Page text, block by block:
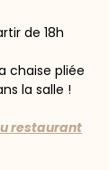
de 18h
chaise pliée
la salle !
restaurant